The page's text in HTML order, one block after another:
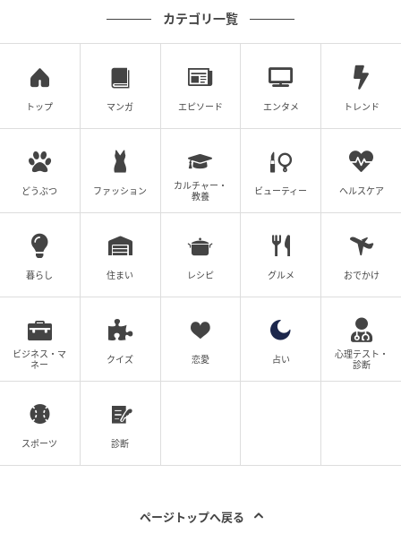
カテゴリ一覧
トップ マンガ エピソード エンタメ トレンド
どうぶつ ファッション
カルチャー・
教養
ビューティー ヘルスケア
暮らし 住まい レシピ グルメ おでかけ
ビジネス・マ
ネー
クイズ 恋愛 占い
心理テスト・
診断
スポーツ 診断
ページトップへ戻る